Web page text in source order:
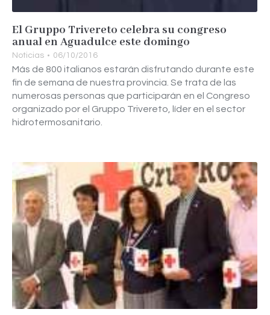
El Gruppo Trivereto celebra su congreso
anual en Aguadulce este domingo
Noticias 06/10/2016
Más de 800 italianos estarán disfrutando durante este
fin de semana de nuestra provincia. Se trata de las
numerosas personas que participarán en el Congreso
organizado por el Gruppo Trivereto, líder en el sector
hidrotermosanitario.